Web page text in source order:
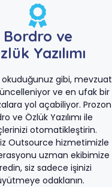
Bordro ve
Yazılımı
okuduğunuz gibi, mevzuat
ve en ufak bir
yol açabiliyor. Prozon
ve Özlük Yazılımı ile
otomatikleştirin.
Outsource hizmetimizle
uzman ekibimize
siz sadece işinizi
odaklanın.